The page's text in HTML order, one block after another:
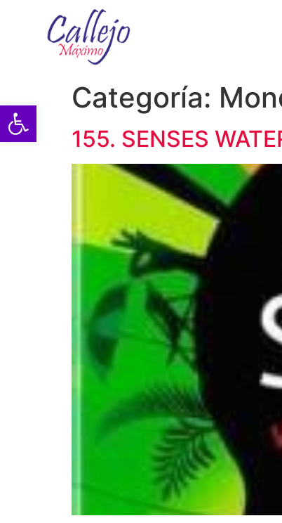
Abrir barra de
Categoría:
155. SENSES